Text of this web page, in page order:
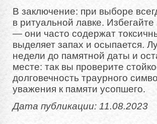
В заключение: при выборе
в ритуальной лавке.
— они часто содержат
выделяет запах и осыпается.
недели до памятной даты и
месте: так вы проверите
долговечность траурного
уважения к памяти усопшего.
Дата публикации: 11.08.2023